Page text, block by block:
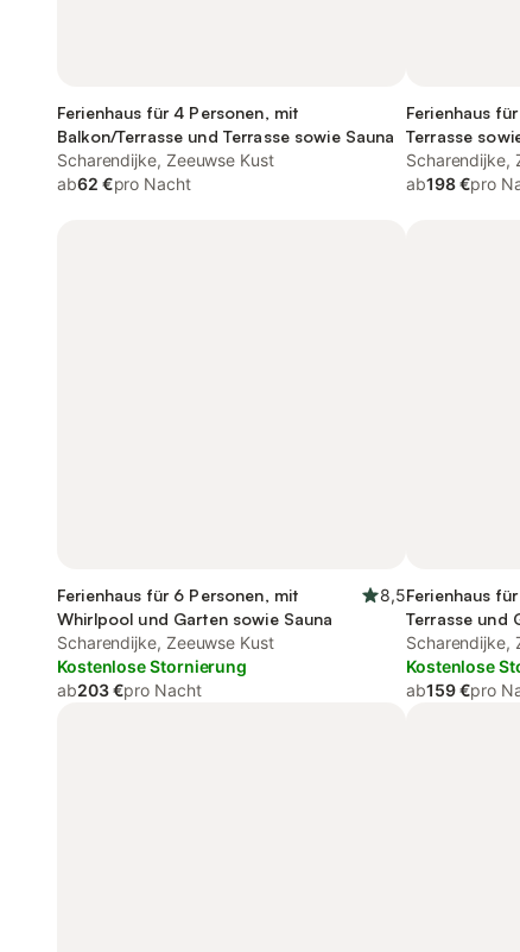
Ferienhaus für 4 Personen, mit
Balkon/Terrasse und Terrasse sowie Sauna
Scharendijke, Zeeuwse Kust
ab62 €pro Nacht
Ferienhaus
Terrasse
Scharendijke,
ab198 €pro
Ferienhaus für 6 Personen, mit
Whirlpool und Garten sowie Sauna
8,5
Scharendijke, Zeeuwse Kust
Kostenlose Stornierung
ab203 €pro Nacht
Ferienhaus
Terrasse und
Scharendijke,
Kostenlose
ab159 €pro